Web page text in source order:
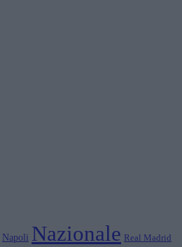
Napoli Nazionale Real Madrid